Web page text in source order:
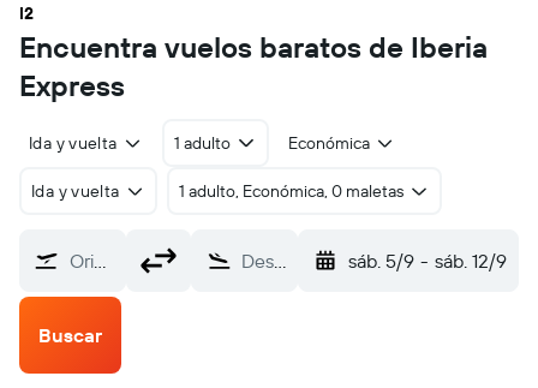
I2
Encuentra vuelos baratos de Iberia
Express
Ida y vuelta 1 adulto Económica
Ida y vuelta 1 adulto, Económica, 0 maletas
Origen Destino sáb. 5/9 - sáb. 12/9
Buscar